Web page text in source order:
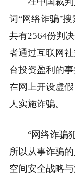
词“网络诈骗”
共有2564份判
者通过互联网
台投资盈利的
在网上开设虚
人实施诈骗。
“网络诈骗
所以从事诈骗
空间安全战略